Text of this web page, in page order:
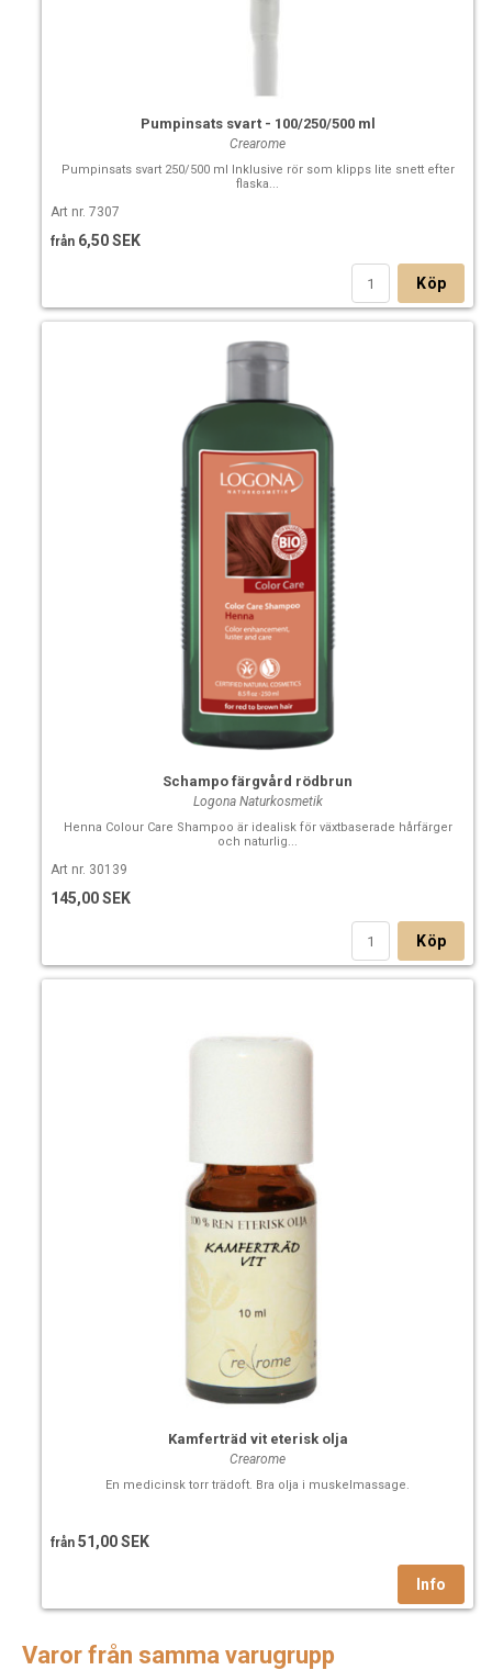
Pumpinsats svart - 100/250/500 ml
Crearome
Pumpinsats svart 250/500 ml Inklusive rör som klipps lite snett efter
flaska...
Art nr. 7307
från 6,50 SEK
Köp
Schampo färgvård rödbrun
Logona Naturkosmetik
Henna Colour Care Shampoo är idealisk för växtbaserade hårfärger
och naturlig...
Art nr. 30139
145,00 SEK
Köp
Kamferträd vit eterisk olja
Crearome
En medicinsk torr trädoft. Bra olja i muskelmassage.
från 51,00 SEK
Varor från samma varugrupp